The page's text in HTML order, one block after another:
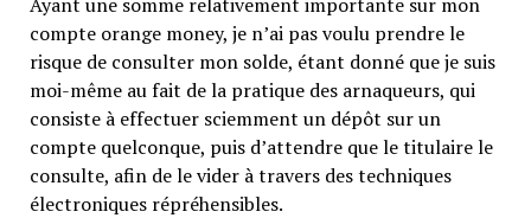
compte orange money, je n’ai pas voulu prendre le
risque de consulter mon solde, étant donné que je suis
moi-même au fait de la pratique des arnaqueurs, qui
consiste à effectuer sciemment un dépôt sur un
compte quelconque, puis d’attendre que le titulaire le
consulte, afin de le vider à travers des techniques
électroniques répréhensibles.